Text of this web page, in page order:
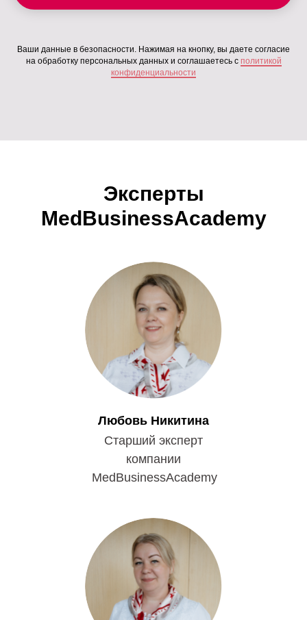
Ваши данные в безопасности. Нажимая на кнопку, вы даете согласие
на обработку персональных данных и соглашаетесь c политикой
конфиденциальности
Эксперты
MedBusinessAcademy
Любовь Никитина
Старший эксперт
компании
MedBusinessAcademy